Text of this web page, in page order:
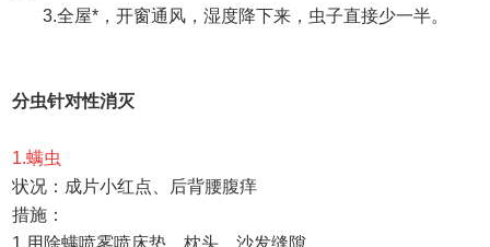
3.全屋*，开窗通风，湿度降下来，虫子直接少一半。
分虫针对性消灭
1.螨虫
状况： 成片小红点、后背腰腹痒
措施：
1.用除螨喷雾喷床垫、枕头、沙发缝隙